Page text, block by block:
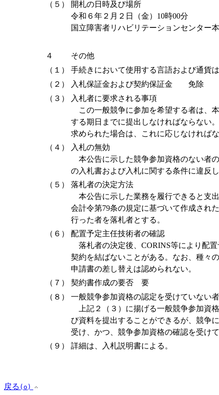
（５）
開札の日時及び場所
令和６年２月２日（金）10時00分
国立障害者リハビリテーションセンター
４
その他
（１）
手続きにおいて使用する言語および通貨
（２）
入札保証金および契約保証金 免除
（３）
入札者に要求される事項
この一般競争に参加を希望する者は、
する期日までに提出しなければならない
求められた場合は、これに応じなければ
（４）
入札の無効
本公告に示した競争参加資格のない者
の入札書および入札に関する条件に違反
（５）
落札者の決定方法
本公告に示した業務を履行できると支
会計令第79条の規定に基づいて作成され
行った者を落札者とする。
（６）
配置予定主任技術者の確認
落札者の決定後、CORINS等により配
契約を結ばないことがある。なお、種々
申請書の差し替えは認められない。
（７）
契約書作成の要否 要
（８）
一般競争参加資格の認定を受けていない
上記２（３）に揚げる一般競争参加資
び資料を提出することができるが、競争
受け、かつ、競争参加資格の確認を受け
（９）
詳細は、入札説明書による。
戻る (o)